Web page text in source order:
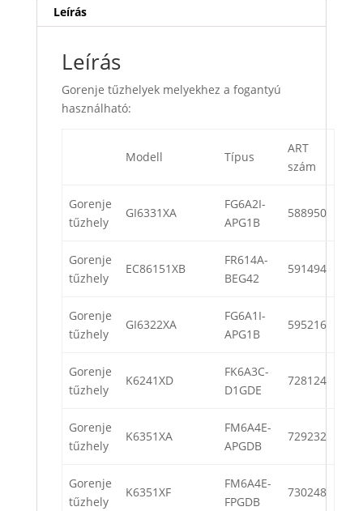
Leírás
Leírás
Gorenje tűzhelyek melyekhez a fogantyú
használható:
Modell Típus
ART
szám
Gorenje
tűzhely
GI6331XA
FG6A2I-
APG1B
588950
Gorenje
tűzhely
EC86151XB
FR614A-
BEG42
591494
Gorenje
tűzhely
GI6322XA
FG6A1I-
APG1B
595216
Gorenje
tűzhely
K6241XD
FK6A3C-
D1GDE
728124
Gorenje
tűzhely
K6351XA
FM6A4E-
APGDB
729232
Gorenje
tűzhely
K6351XF
FM6A4E-
FPGDB
730248